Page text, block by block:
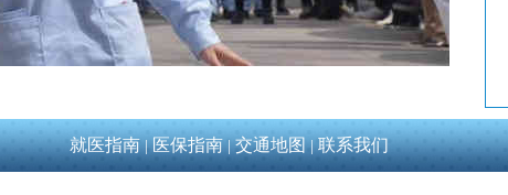
就医指南|医保指南|交通地图|联系我们